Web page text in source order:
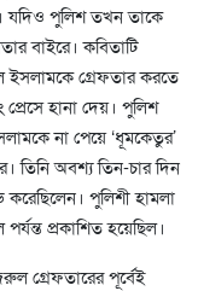
পুলিশ তখন তাকে
বাইরে। কবিতাটি
ইসলামকে গ্রেফতার করতে
হানা দেয়। পুলিশ
না পেয়ে ‘ধূমকেতুর’
তিনি অবশ্য তিন-চার দিন
করেছিলেন। পুলিশী হামলা
প্রকাশিত হয়েছিল।
গ্রেফতারের পূর্বেই